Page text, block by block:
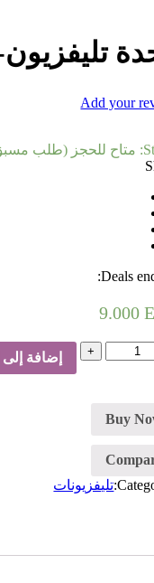
Add your
متاح للحجز (طلب
Deals
9.000
كمية
إضافة
Buy
تليفزيونات